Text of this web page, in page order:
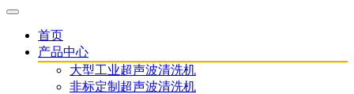
首页
产品中心
大型工业超声波清洗机
非标定制超声波清洗机